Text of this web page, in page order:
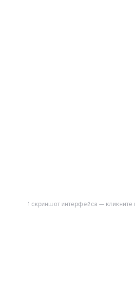
1 скриншот интерфейса — кликните